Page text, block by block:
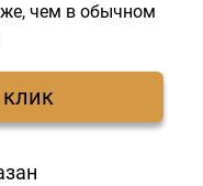
чем в обычном